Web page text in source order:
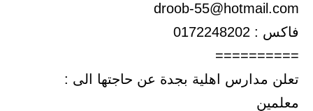
droob-55@hotmail.com
فاكس : 0172248202
==========
تعلن مدارس اهلية بجدة عن حاجتها الى :
معلمين